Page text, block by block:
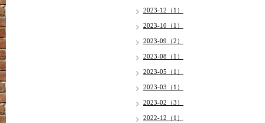
2023-12（1）
2023-10（1）
2023-09（2）
2023-08（1）
2023-05（1）
2023-03（1）
2023-02（3）
2022-12（1）